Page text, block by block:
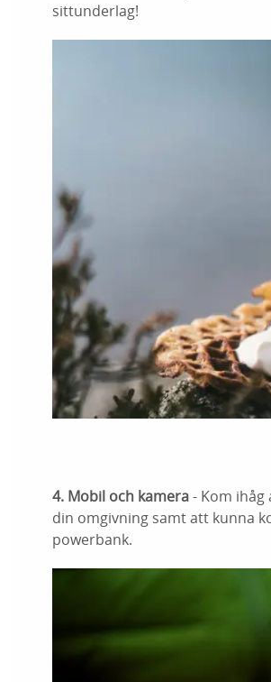
sittunderlag!
4. Mobil och kamera- Kom
din omgivning samt att kunna
powerbank.